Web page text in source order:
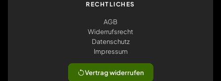
RECHTLICHES
AGB
Widerrufsrecht
Datenschutz
Impressum
Vertrag widerrufen